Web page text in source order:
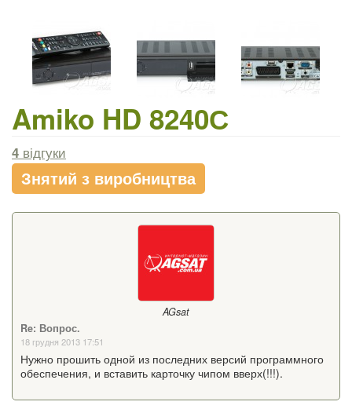
Amiko HD 8240С
4 відгуки
Знятий з виробництва
AGsat
Re: Вопрос.
18 грудня 2013 17:51
Нужно прошить одной из последних версий программного
обеспечения, и вставить карточку чипом вверх(!!!).